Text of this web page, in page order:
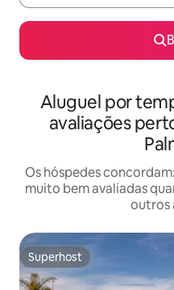
Aluguel por
avaliações
Os hóspedes
muito bem avaliadas
outros
Superhost
Superhost